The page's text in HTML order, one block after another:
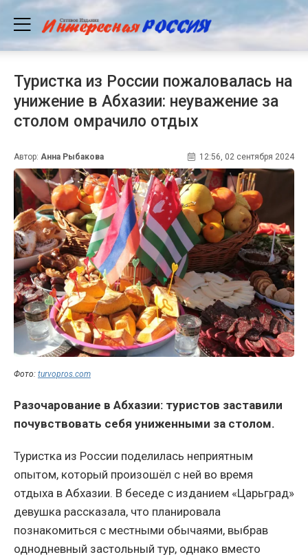
Туристка из России пожаловалась на
унижение в Абхазии: неуважение за
столом омрачило отдых
Автор: Анна Рыбакова 12:56, 02 сентября 2024
Фото: turvopros.com
Разочарование в Абхазии: туристов заставили
почувствовать себя униженными за столом.
Туристка из России поделилась неприятным
опытом, который произошёл с ней во время
отдыха в Абхазии. В беседе с изданием «Царьград»
девушка рассказала, что планировала
познакомиться с местными обычаями, выбрав
однодневный застольный тур, однако вместо